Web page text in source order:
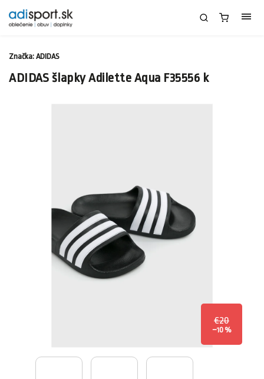
ADIDAS šlapky Adilette Aqua F35556 k
€20
–10 %
Značka: ADIDAS